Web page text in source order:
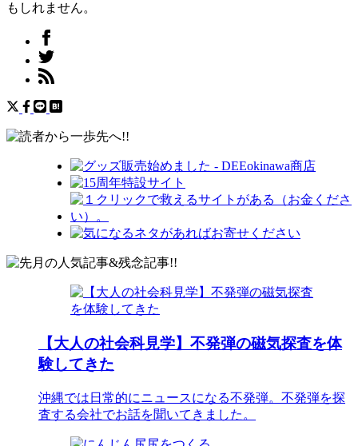
もしれません。
【大人の社会科見学】不発弾の磁気探査を体
験してきた
沖縄では日常的にニュースになる不発弾。不発弾を探
査する会社でお話を聞いてきました。